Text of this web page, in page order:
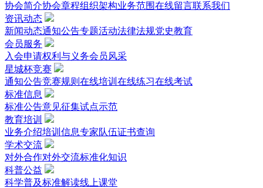
协会简介协会章程组织架构业务范围在线留言联系我们
资讯动态
新闻动态通知公告专题活动法律法规党史教育
会员服务
入会申请权利与义务会员风采
星城杯竞赛
通知公告竞赛规则 在线培训 在线练习在线考试
标准信息
标准公告意见征集试点示范
教育培训
业务介绍培训信息专家队伍证书查询
学术交流
对外合作对外交流标准化知识
科普公益
科学普及标准解读线上课堂